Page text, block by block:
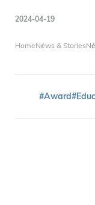
2024-04-19
HomeNews & Stories
#Award